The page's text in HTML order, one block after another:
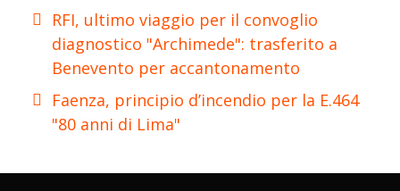
RFI, ultimo viaggio per il convoglio
diagnostico "Archimede": trasferito a
Benevento per accantonamento
Faenza, principio d’incendio per la E.464
"80 anni di Lima"